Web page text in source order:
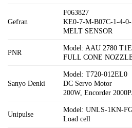
Gefran
F063827
KE0-7-M-B07C-1-4-
MELT SENSOR
PNR
Model: AAU 2780
FULL CONE
Sanyo Denki
Model: T720-012EL0
DC Servo Motor
200W, Encorder
Unipulse
Model: UNLS-1KN-
Load cell